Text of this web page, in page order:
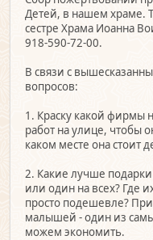
Детей, в нашем храме.
сестре Храма Иоанна
918-590-72-00.
В связи с
вопросов:
1. Краску какой фирмы
работ на улице, чтобы
каком месте она стоит
2. Какие лучше
или один на всех? Где
просто подешевле? При
малышей - один из
можем экономить.